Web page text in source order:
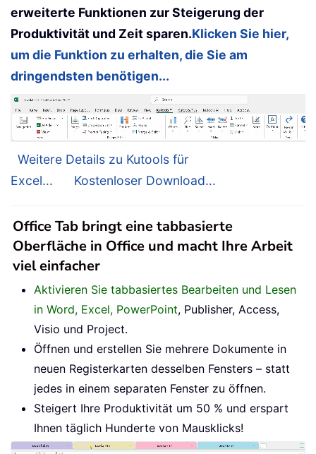
erweiterte Funktionen zur Steigerung der
Produktivität und Zeit sparen.Klicken Sie hier,
um die Funktion zu erhalten, die Sie am
dringendsten benötigen...
Weitere Details zu Kutools für
Excel...
Kostenloser Download...
Office Tab bringt eine tabbasierte
Oberfläche in Office und macht Ihre Arbeit
viel einfacher
Aktivieren Sie tabbasiertes Bearbeiten und Lesen
in Word, Excel, PowerPoint, Publisher, Access,
Visio und Project.
Öffnen und erstellen Sie mehrere Dokumente in
neuen Registerkarten desselben Fensters – statt
jedes in einem separaten Fenster zu öffnen.
Steigert Ihre Produktivität um 50 % und erspart
Ihnen täglich Hunderte von Mausklicks!